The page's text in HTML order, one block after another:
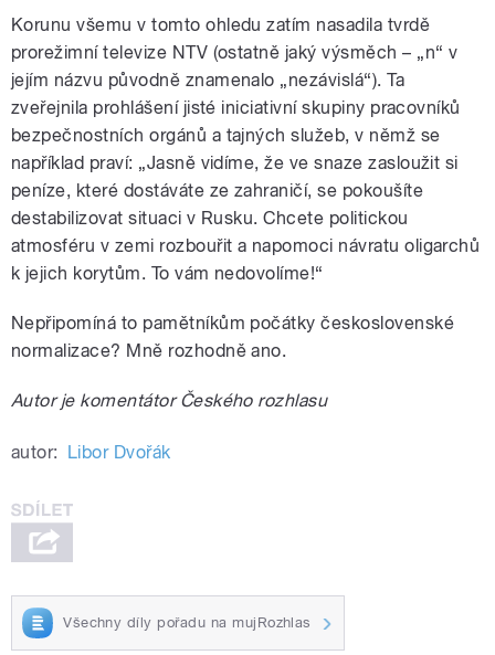
Korunu všemu v tomto ohledu zatím nasadila tvrdě
prorežimní televize NTV (ostatně jaký výsměch – „n“ v
jejím názvu původně znamenalo „nezávislá“). Ta
zveřejnila prohlášení jisté iniciativní skupiny pracovníků
bezpečnostních orgánů a tajných služeb, v němž se
například praví: „Jasně vidíme, že ve snaze zasloužit si
peníze, které dostáváte ze zahraničí, se pokoušíte
destabilizovat situaci v Rusku. Chcete politickou
atmosféru v zemi rozbouřit a napomoci návratu oligarchů
k jejich korytům. To vám nedovolíme!“
Nepřipomíná to pamětníkům počátky československé
normalizace? Mně rozhodně ano.
Autor je komentátor Českého rozhlasu
autor: Libor Dvořák
Všechny díly pořadu na mujRozhlas